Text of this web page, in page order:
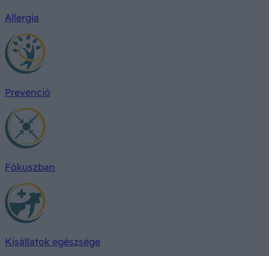
Allergia
Prevenció
Fókuszban
Kisállatok egészsége